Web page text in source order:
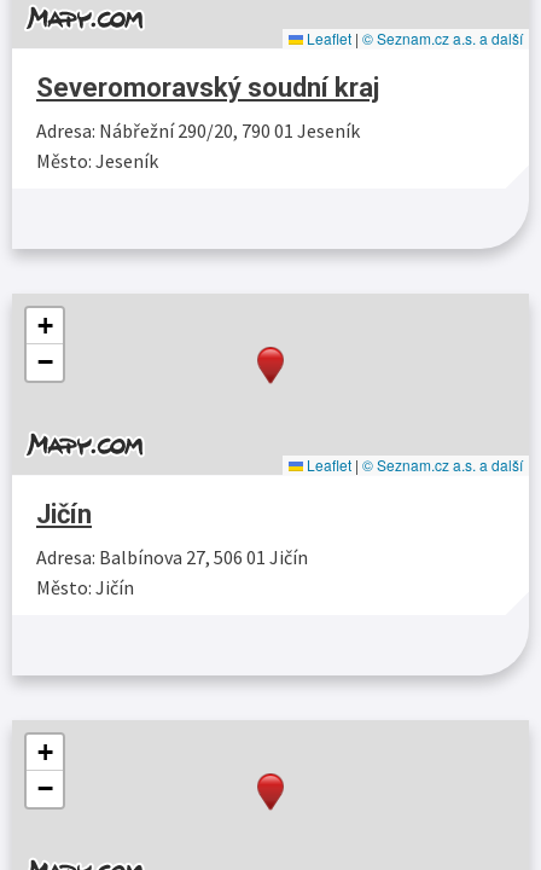
Leaflet | © Seznam.cz a.s. a další
Severomoravský soudní kraj
Adresa: Nábřežní 290/20, 790 01 Jeseník
Město: Jeseník
+
−
Leaflet | © Seznam.cz a.s. a další
Jičín
Adresa: Balbínova 27, 506 01 Jičín
Město: Jičín
+
−